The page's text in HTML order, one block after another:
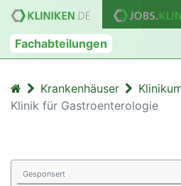
Fachabteilungen
Krankenhäuser
Klinik für Gastroenterologie
Gesponsert